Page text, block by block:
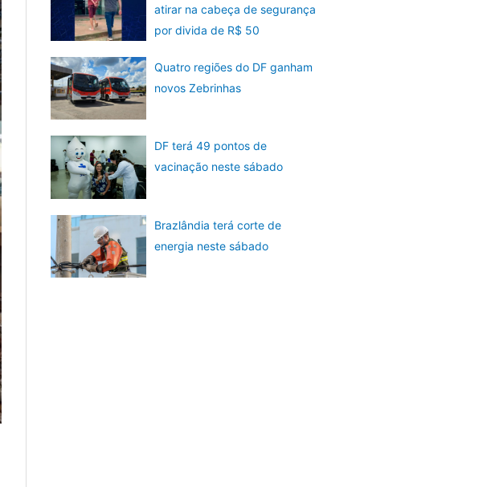
atirar na cabeça de segurança
por divida de R$ 50
Quatro regiões do DF ganham
novos Zebrinhas
DF terá 49 pontos de
vacinação neste sábado
Brazlândia terá corte de
energia neste sábado